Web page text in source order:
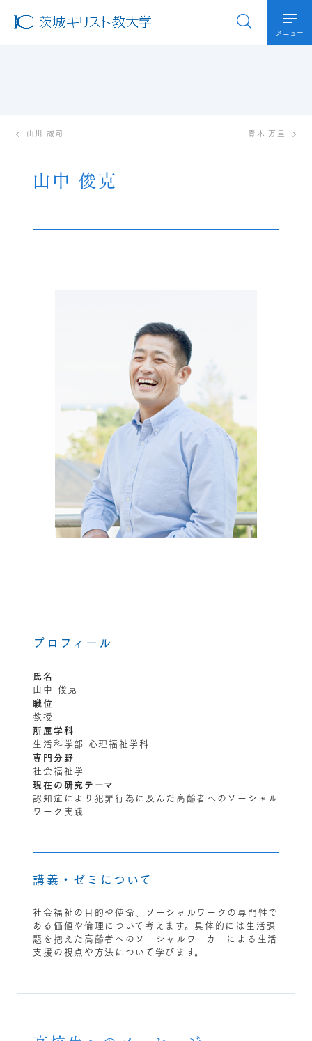
メニュー
山川 誠司 青木 万里
山中 俊克
プロフィール
氏名
山中 俊克
職位
教授
所属学科
生活科学部 心理福祉学科
専門分野
社会福祉学
現在の研究テーマ
認知症により犯罪行為に及んだ高齢者へのソーシャル
ワーク実践
講義・ゼミについて
社会福祉の目的や使命、ソーシャルワークの専門性で
ある価値や倫理について考えます。具体的には生活課
題を抱えた高齢者へのソーシャルワーカーによる生活
支援の視点や方法について学びます。